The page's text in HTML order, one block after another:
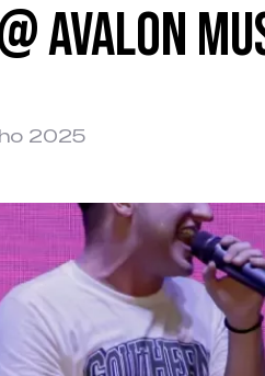
Avalon
2025